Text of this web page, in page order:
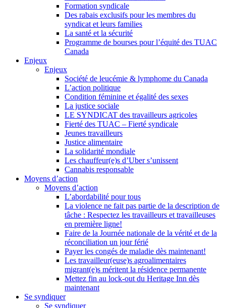
Formation syndicale
Des rabais exclusifs pour les membres du
syndicat et leurs families
La santé et la sécurité
Programme de bourses pour l’équité des TUAC
Canada
Enjeux
Enjeux
Société de leucémie & lymphome du Canada
L’action politique
Condition féminine et égalité des sexes
La justice sociale
LE SYNDICAT des travailleurs agricoles
Fierté des TUAC – Fierté syndicale
Jeunes travailleurs
Justice alimentaire
La solidarité mondiale
Les chauffeur(e)s d’Uber s’unissent
Cannabis responsable
Moyens d’action
Moyens d’action
L’abordabilité pour tous
La violence ne fait pas partie de la description de
tâche : Respectez les travailleurs et travailleuses
en première ligne!
Faire de la Journée nationale de la vérité et de la
réconciliation un jour férié
Payer les congés de maladie dès maintenant!
Les travailleur(euse)s agroalimentaires
migrant(e)s méritent la résidence permanente
Mettez fin au lock-out du Heritage Inn dès
maintenant
Se syndiquer
Se syndiquer